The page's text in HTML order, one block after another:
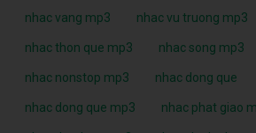
nhac vang mp3 nhac vu truong mp3
nhac thon que mp3 nhac song mp3
nhac nonstop mp3 nhac dong que
nhac dong que mp3 nhac phat giao